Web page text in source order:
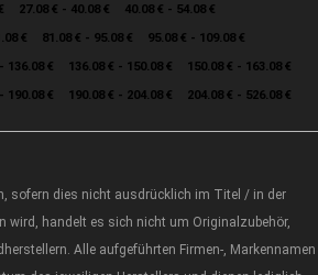
27.08 € - 40.08 €
40.08 € - 54.08 €
€ 81.08 € - 95.08 €
95.08 € - 109.08 €
136.08 € 136.08 € - 150.08 €
150.08 € - 163.08 €
190.08 € 190.08 € - 204.08 € 204.08 € - 526.08 €
sofern dies nicht ausdrücklich im Titel / in der
wird, handelt es sich nicht um Originalzubehör,
Alle aufgeführten Firmen-, Markennamen